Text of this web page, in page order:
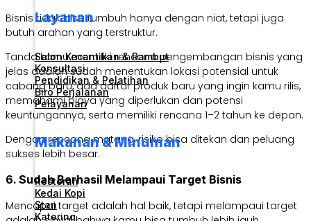
Layanan
Salon Kecantikan & Rambut
Konsultasi
Pendidikan & Pelatihan
Biro Perjalanan
Pelayanan
Makanan & Minuman
Restoran
Kedai Kopi
Stan
Katering
Bisnis tidak bisa tumbuh hanya dengan niat, tetapi juga
butuh arahan yang terstruktur.
Tanda kamu memiliki rencana pengembangan bisnis yang
jelas adalah sudah menentukan lokasi potensial untuk
cabang baru, ada daftar produk baru yang ingin kamu rilis,
memahami biaya yang diperlukan dan potensi
keuntungannya, serta memiliki rencana 1–2 tahun ke depan.
Dengan rencana matang, risiko bisa ditekan dan peluang
sukses lebih besar.
6. Sudah Berhasil Melampaui Target Bisnis
Mencapai target adalah hal baik, tetapi melampaui target